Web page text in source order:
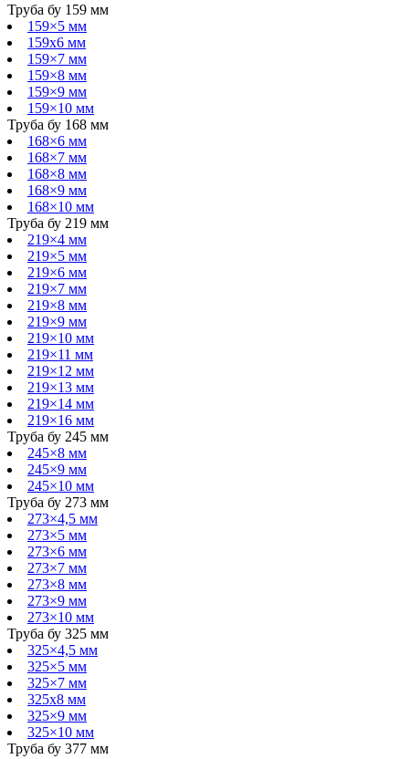
Труба бу 159 мм
159×5 мм
159х6 мм
159×7 мм
159×8 мм
159×9 мм
159×10 мм
Труба бу 168 мм
168×6 мм
168×7 мм
168×8 мм
168×9 мм
168×10 мм
Труба бу 219 мм
219×4 мм
219×5 мм
219×6 мм
219×7 мм
219×8 мм
219×9 мм
219×10 мм
219×11 мм
219×12 мм
219×13 мм
219×14 мм
219×16 мм
Труба бу 245 мм
245×8 мм
245×9 мм
245×10 мм
Труба бу 273 мм
273×4,5 мм
273×5 мм
273×6 мм
273×7 мм
273×8 мм
273×9 мм
273×10 мм
Труба бу 325 мм
325×4,5 мм
325×5 мм
325×7 мм
325х8 мм
325×9 мм
325×10 мм
Труба бу 377 мм